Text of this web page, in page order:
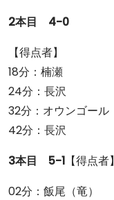
2本目 4-0
【得点者】
18分：楠瀬
24分：長沢
32分：オウンゴール
42分：長沢
3本目 5-1 【得点者】
02分：飯尾（竜）